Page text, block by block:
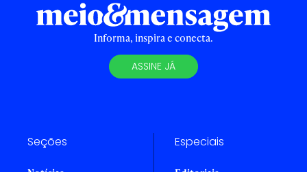
Informa, inspira e conecta.
ASSINE JÁ
Seções Especiais